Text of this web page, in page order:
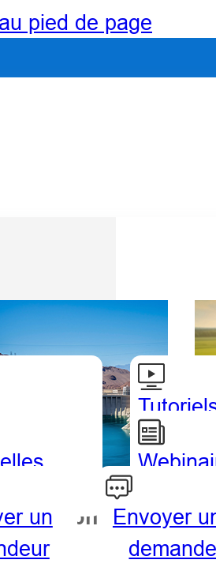
pied de page
un
Envoyer
demande